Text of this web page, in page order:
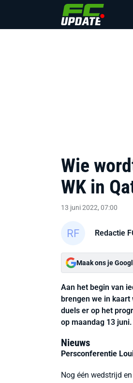
Wie
WK in
13 juni 2022, 07:00
Redactie
Maak ons je
Aan het begin van
brengen we in
duels er op het
op maandag 13 juni.
Nieuws
Persconferentie
Nog één wedstrijd